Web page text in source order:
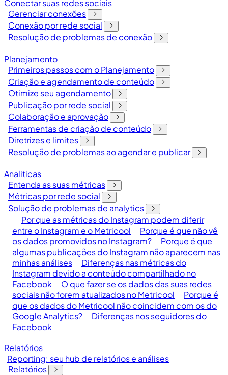
Conectar suas redes sociais
Gerenciar conexões
Conexão por rede social
Resolução de problemas de conexão
Planejamento
Primeiros passos com o Planejamento
Criação e agendamento de conteúdo
Otimize seu agendamento
Publicação por rede social
Colaboração e aprovação
Ferramentas de criação de conteúdo
Diretrizes e limites
Resolução de problemas ao agendar e publicar
Analiticas
Entenda as suas métricas
Métricas por rede social
Solução de problemas de analytics
Por que as métricas do Instagram podem diferir
entre o Instagram e o Metricool
Porque é que não vê
os dados promovidos no Instagram?
Porque é que
algumas publicações do Instagram não aparecem nas
minhas análises
Diferenças nas métricas do
Instagram devido a conteúdo compartilhado no
Facebook
O que fazer se os dados das suas redes
sociais não forem atualizados no Metricool
Porque é
que os dados do Metricool não coincidem com os do
Google Analytics?
Diferenças nos seguidores do
Facebook
Relatórios
Reporting: seu hub de relatórios e análises
Relatórios